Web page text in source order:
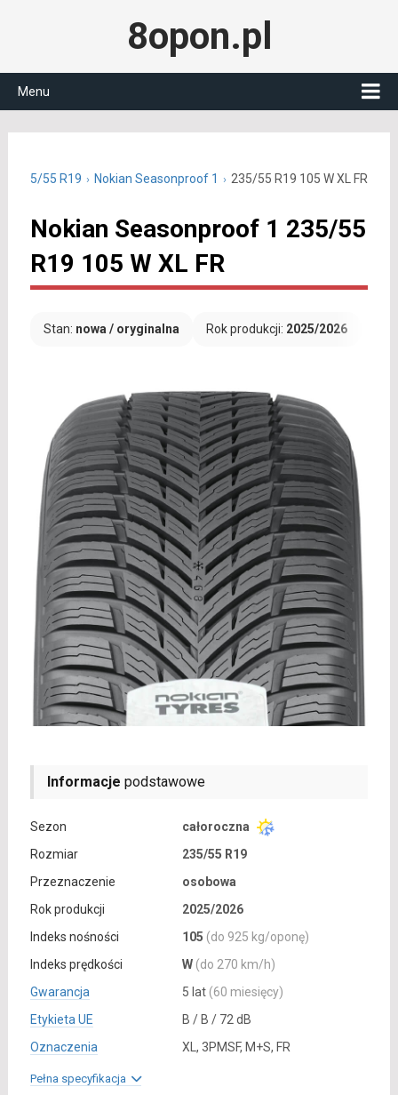
8opon.pl
Menu
235/55 R19 Nokian Seasonproof 1 235/55 R19 105 W XL FR
Nokian Seasonproof 1 235/55
R19 105 W XL FR
Stan: nowa / oryginalna Rok produkcji: 2025/2026
Informacje podstawowe
Sezon
całoroczna
Rozmiar
235/55 R19
Przeznaczenie
osobowa
Rok produkcji
2025/2026
Indeks nośności
105 (do 925 kg/oponę)
Indeks prędkości
W (do 270 km/h)
Gwarancja
5 lat (60 miesięcy)
Etykieta UE
B / B / 72 dB
Oznaczenia
XL, 3PMSF, M+S, FR
Pełna specyfikacja